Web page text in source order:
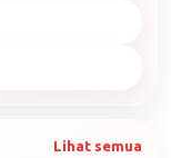
Lihat semua